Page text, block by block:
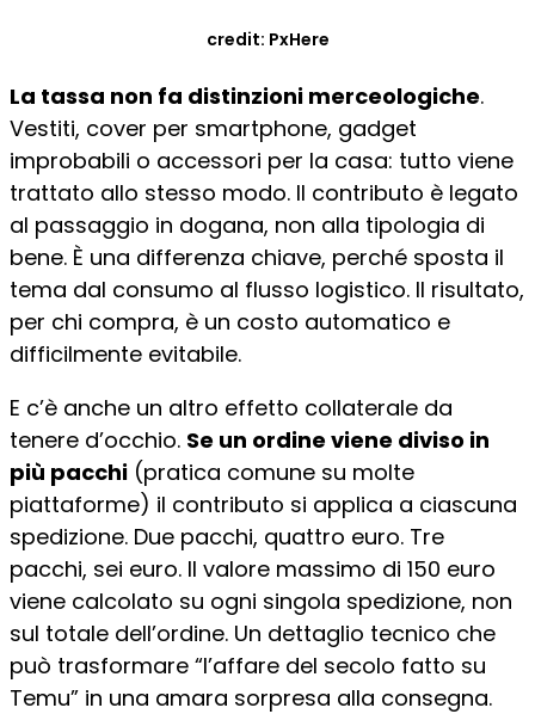
credit: PxHere
La tassa non fa distinzioni merceologiche.
Vestiti, cover per smartphone, gadget
improbabili o accessori per la casa: tutto viene
trattato allo stesso modo. Il contributo è legato
al passaggio in dogana, non alla tipologia di
bene. È una differenza chiave, perché sposta il
tema dal consumo al flusso logistico. Il risultato,
per chi compra, è un costo automatico e
difficilmente evitabile.
E c’è anche un altro effetto collaterale da
tenere d’occhio. Se un ordine viene diviso in
più pacchi (pratica comune su molte
piattaforme) il contributo si applica a ciascuna
spedizione. Due pacchi, quattro euro. Tre
pacchi, sei euro. Il valore massimo di 150 euro
viene calcolato su ogni singola spedizione, non
sul totale dell’ordine. Un dettaglio tecnico che
può trasformare “l’affare del secolo fatto su
Temu” in una amara sorpresa alla consegna.